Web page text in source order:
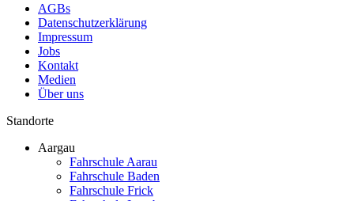
AGBs
Datenschutzerklärung
Impressum
Jobs
Kontakt
Medien
Über uns
Standorte
Aargau
Fahrschule Aarau
Fahrschule Baden
Fahrschule Frick